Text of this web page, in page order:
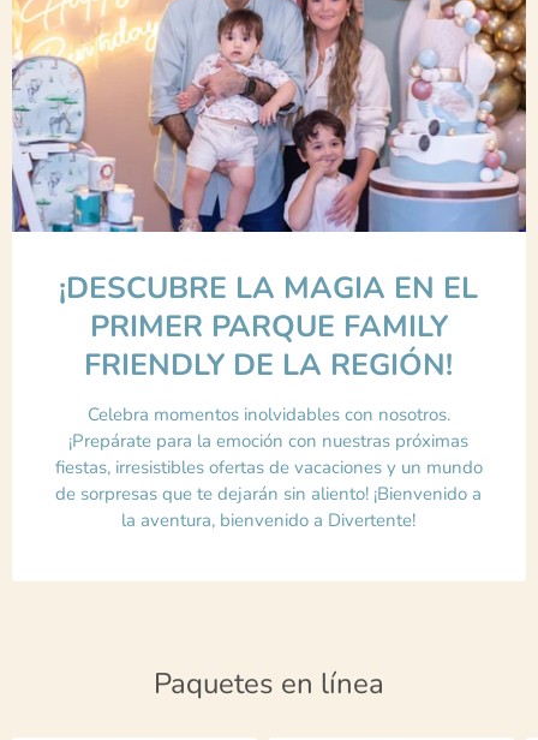
¡DESCUBRE LA MAGIA EN EL
PRIMER PARQUE FAMILY
FRIENDLY DE LA REGIÓN!
Celebra momentos inolvidables con nosotros.
¡Prepárate para la emoción con nuestras próximas
fiestas, irresistibles ofertas de vacaciones y un mundo
de sorpresas que te dejarán sin aliento! ¡Bienvenido a
la aventura, bienvenido a Divertente!
Paquetes en línea